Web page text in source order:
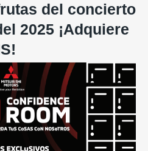
del concierto
2025 ¡Adquiere